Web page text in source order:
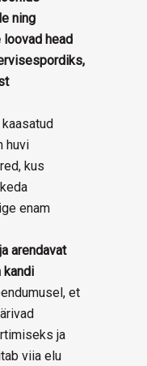
ning
head
huvi
kus
enam
arendavat
kandi
et
ja
viia elu